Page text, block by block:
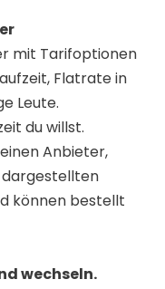
mit Tarifoptionen
Flatrate in
Leute.
du willst.
Anbieter,
dargestellten
können bestellt
wechseln.